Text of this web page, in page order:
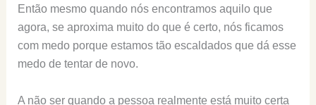
Então mesmo quando nós encontramos aquilo que
agora, se aproxima muito do que é certo, nós ficamos
com medo porque estamos tão escaldados que dá esse
medo de tentar de novo.
A não ser quando a pessoa realmente está muito certa